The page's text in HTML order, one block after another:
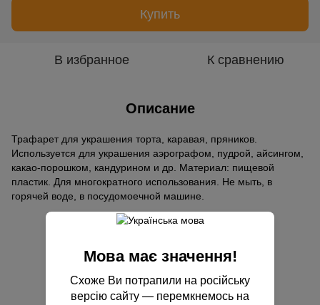
Купить
В избранное К сравнению
Описание
Трафарет для украшения торта, каравая, пряников.
Используется для украшения аэрографом, пудрой, айсингом,
какао-порошком, кандурином и др. Материал: пищевой
пластик. Для многократного использования. Не мыть, в
горячей воде, в посудомоечной машине.
Мова має значення!
Схоже Ви потрапили на російську
версію сайту — перемкнемось на